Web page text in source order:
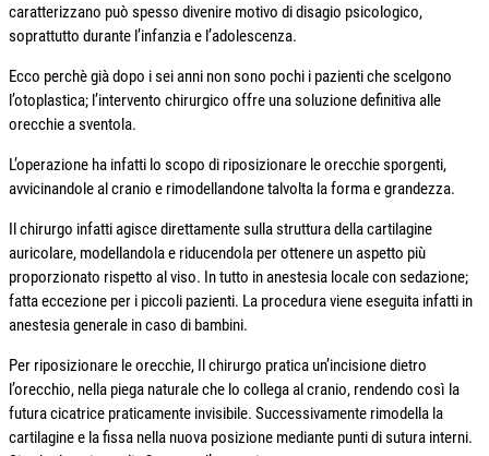
caratterizzano può spesso divenire motivo di disagio psicologico,
soprattutto durante l’infanzia e l’adolescenza.
Ecco perchè già dopo i sei anni non sono pochi i pazienti che scelgono
l’otoplastica; l’intervento chirurgico offre una soluzione definitiva alle
orecchie a sventola.
L’operazione ha infatti lo scopo di riposizionare le orecchie sporgenti,
avvicinandole al cranio e rimodellandone talvolta la forma e grandezza.
Il chirurgo infatti agisce direttamente sulla struttura della cartilagine
auricolare, modellandola e riducendola per ottenere un aspetto più
proporzionato rispetto al viso. In tutto in anestesia locale con sedazione;
fatta eccezione per i piccoli pazienti. La procedura viene eseguita infatti in
anestesia generale in caso di bambini.
Per riposizionare le orecchie, Il chirurgo pratica un’incisione dietro
l’orecchio, nella piega naturale che lo collega al cranio, rendendo così la
futura cicatrice praticamente invisibile. Successivamente rimodella la
cartilagine e la fissa nella nuova posizione mediante punti di sutura interni.